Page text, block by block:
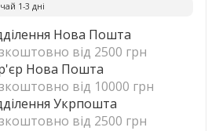
1-3 днi
Нова Пошта
від 2500 грн
Нова Пошта
від 10000 грн
Укрпошта
від 2500 грн